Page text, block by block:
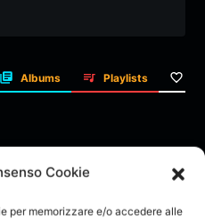
Cookie
per memorizzare e/o accedere alle
Albums Playlists